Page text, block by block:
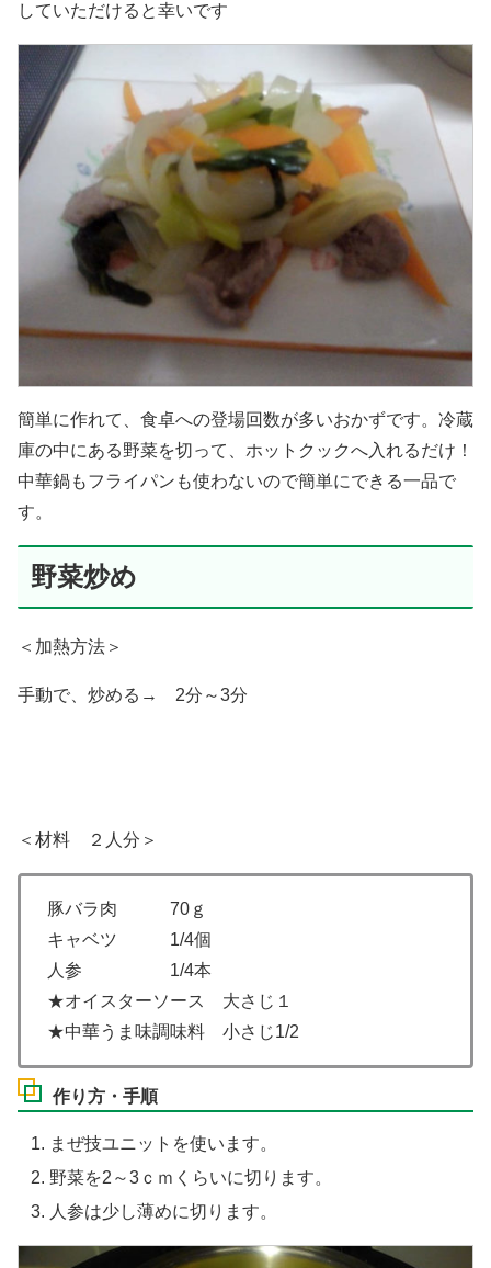
していただけると幸いです
簡単に作れて、食卓への登場回数が多いおかずです。冷蔵
庫の中にある野菜を切って、ホットクックへ入れるだけ！
中華鍋もフライパンも使わないので簡単にできる一品で
す。
野菜炒め
＜加熱方法＞
手動で、炒める→ 2分～3分
＜材料 ２人分＞
豚バラ肉 70ｇ
キャベツ 1/4個
人参 1/4本
★オイスターソース 大さじ１
★中華うま味調味料 小さじ1/2
作り方・手順
まぜ技ユニットを使います。
野菜を2～3ｃｍくらいに切ります。
人参は少し薄めに切ります。